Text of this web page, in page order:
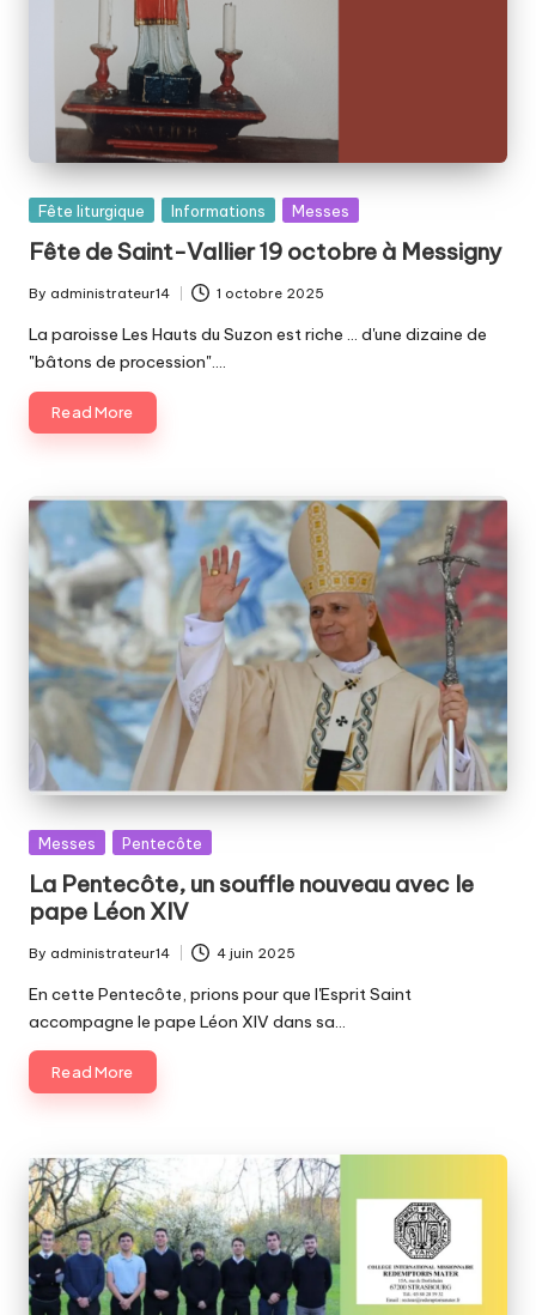
n
Posted
Fête liturgique Informations Messes
Fête de Saint-Vallier 19 octobre à Messigny
Posted
by
By administrateur14 1 octobre 2025
La paroisse Les Hauts du Suzon est riche ... d'une dizaine de
"bâtons de procession".…
Read More
Posted
Messes Pentecôte
La Pentecôte, un souffle nouveau avec le
pape Léon XIV
Posted
by
By administrateur14 4 juin 2025
En cette Pentecôte, prions pour que l'Esprit Saint
accompagne le pape Léon XIV dans sa…
Read More